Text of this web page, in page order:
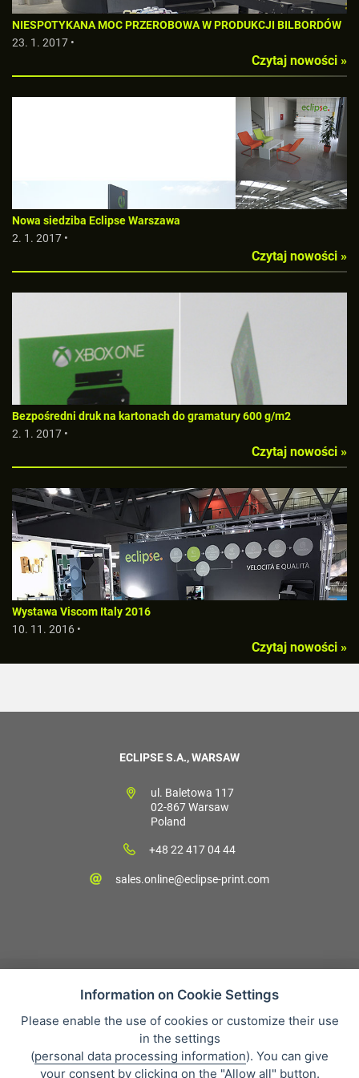
NIESPOTYKANA MOC PRZEROBOWA W PRODUKCJI BILBORDÓW
23. 1. 2017 •
Czytaj nowości »
Nowa siedziba Eclipse Warszawa
2. 1. 2017 •
Czytaj nowości »
Bezpośredni druk na kartonach do gramatury 600 g/m2
2. 1. 2017 •
Czytaj nowości »
Wystawa Viscom Italy 2016
10. 11. 2016 •
Czytaj nowości »
ECLIPSE S.A., WARSAW
ul. Baletowa 117
02-867 Warsaw
Poland
+48 22 417 04 44
sales.online@eclipse-print.com
Sales condition
Personal data protection
O firmie
Whistleblowing
Information on Cookie Settings
Please enable the use of cookies or customize their use
in the settings
(personal data processing information). You can give
your consent by clicking on the "Allow all" button.